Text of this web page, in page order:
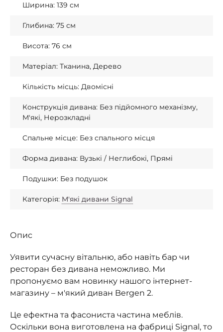
Ширина: 139 см
Глибина: 75 см
Висота: 76 см
Матеріал: Тканина, Дерево
Кількість місць: Двомісні
Конструкція дивана: Без підйомного механізму,
М'які, Нерозкладні
Спальне місце: Без спального місця
Форма дивана: Вузькі / Неглибокі, Прямі
Подушки: Без подушок
Категорія: М'які дивани Signal
Опис
Уявити сучасну вітальню, або навіть бар чи
ресторан без дивана неможливо. Ми
пропонуємо вам новинку нашого інтернет-
магазину – м'який диван Bergen 2.
Це ефектна та фасониста частина меблів.
Оскільки вона виготовлена на фабриці Signal, то